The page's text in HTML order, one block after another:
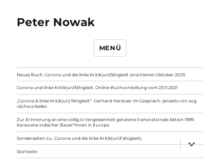
Peter Nowak
MENÜ
Neues Buch: Corona und die linke Kritik(un)fähigkeit (erschienen Oktober 2021)
Corona und linke Kritik(un)fähigkeit. Online-Buchvorstellung vom 23.11.2021
„Corona & linke Kritik(un) fähigkeit“- Gerhard Hanloser im Gespräch- jenseits von sog.
»Schwurbelei«
Zur Erinnerung an eine völlig in Vergessenheit geratene transnationale Aktion 1999:
Karawane indischer Bauer*innen in Europa
Sonderseiten zu…Corona und die linke Kritik(un)Fähigkeit).
anzeigen
Startseite